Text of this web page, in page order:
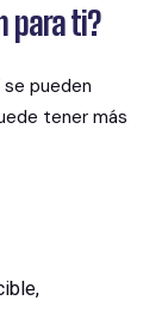
para ti?
se pueden
tener más